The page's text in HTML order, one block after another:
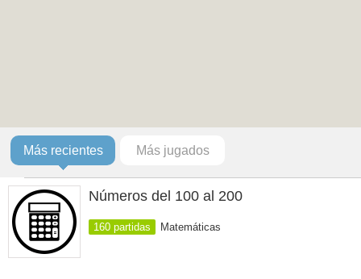
Más recientes Más jugados
Números del 100 al 200
160 partidas Matemáticas